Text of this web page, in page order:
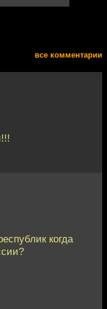
все комментарии
когда